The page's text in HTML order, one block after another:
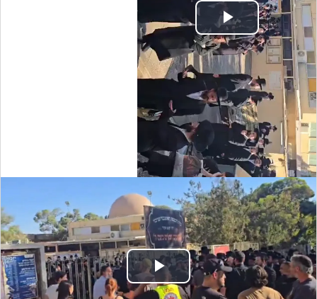
Play
Video
Play